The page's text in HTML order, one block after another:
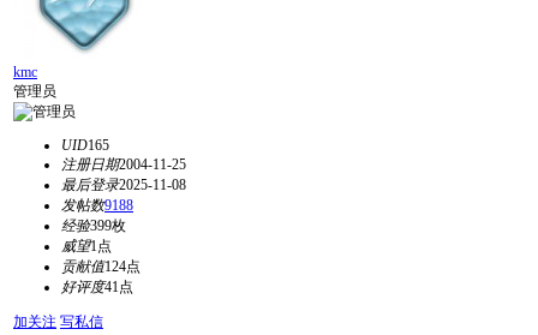
kmc
管理员
UID165
注册日期2004-11-25
最后登录2025-11-08
发帖数9188
经验399枚
威望1点
贡献值124点
好评度41点
加关注 写私信